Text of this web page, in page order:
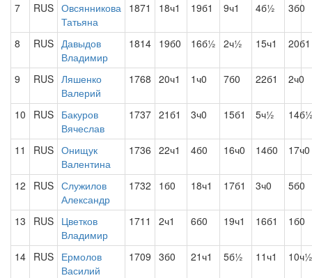
7 RUS Овсянникова
Татьяна
1871 18ч1 19б1 9ч1 4б½ 3б0
8 RUS Давыдов
Владимир
1814 19б0 16б½ 2ч½ 15ч1 20б1
9 RUS Ляшенко
Валерий
1768 20ч1 1ч0 7б0 22б1 2ч0
10 RUS Бакуров
Вячеслав
1737 21б1 3ч0 15б1 5ч½
11 RUS Онищук
Валентина
1736 22ч1 4б0 16ч0 14б0 17ч0
12 RUS Служилов
Александр
1732 1б0 18ч1 17б1 3ч0 5б0
13 RUS Цветков
Владимир
1711 2ч1 6б0 19ч1 16б1 1б0
14 RUS Ермолов
Василий
1709 3б0 21ч1 5б½ 11ч1 10ч½